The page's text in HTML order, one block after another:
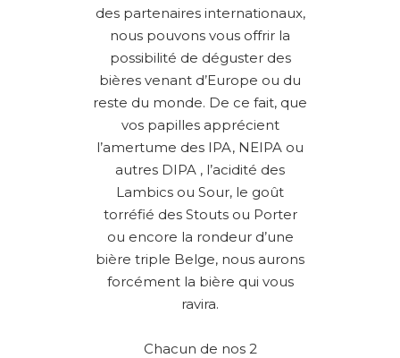
des partenaires internationaux,
nous pouvons vous offrir la
possibilité de déguster des
bières venant d’Europe ou du
reste du monde. De ce fait, que
vos papilles apprécient
l’amertume des IPA, NEIPA ou
autres DIPA , l’acidité des
Lambics ou Sour, le goût
torréfié des Stouts ou Porter
ou encore la rondeur d’une
bière triple Belge, nous aurons
forcément la bière qui vous
ravira.
Chacun de nos 2